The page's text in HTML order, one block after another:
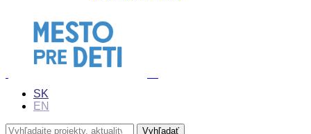
SK
EN